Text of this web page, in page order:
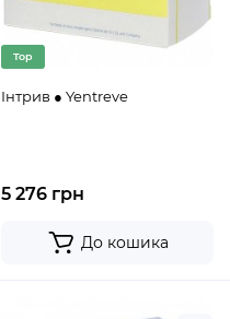
Top
Інтрив ● Yentreve
5 276 грн
До кошика